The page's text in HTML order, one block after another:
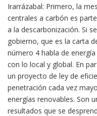
Irarrázabal: Primero, la
centrales a carbón es
a la descarbonización. Si
gobierno, que es la carta
número 4 habla de
con lo local y global. En
un proyecto de ley de
penetración cada vez
energías renovables. Son
resultados que se